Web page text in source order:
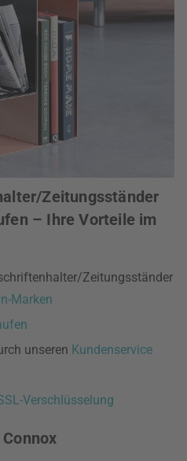
Zeitungsständer
– Ihre Vorteile im
Zeitungsständer
Marken
unseren Kundenservice
Verschlüsselung